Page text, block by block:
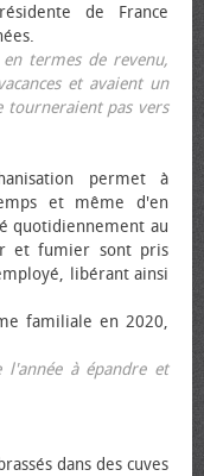
de France
termes de revenu,
et avaient un
tourneraient pas vers
permet à
et même d'en
quotidiennement au
et fumier sont pris
libérant ainsi
familiale en 2020,
l'année à épandre et
dans des cuves